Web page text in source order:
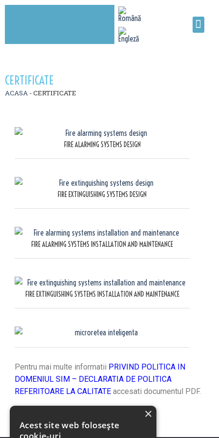
CERTIFICATE
ACASA -CERTIFICATE
FIRE ALARMING SYSTEMS DESIGN
FIRE EXTINGUISHING SYSTEMS DESIGN
FIRE ALARMING SYSTEMS INSTALLATION AND MAINTENANCE
FIRE EXTINGUISHING SYSTEMS INSTALLATION AND MAINTENANCE
Pentru mai multe informatii PRIVIND POLITICA IN
DOMENIUL SIM – DECLARATIA DE POLITICA
REFERITOARE LA CALITATE accesati documentul PDF.
×
Acest site web folosește